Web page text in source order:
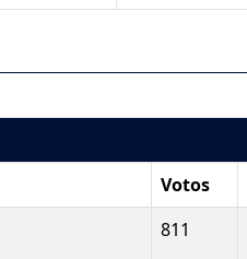
Votos
811